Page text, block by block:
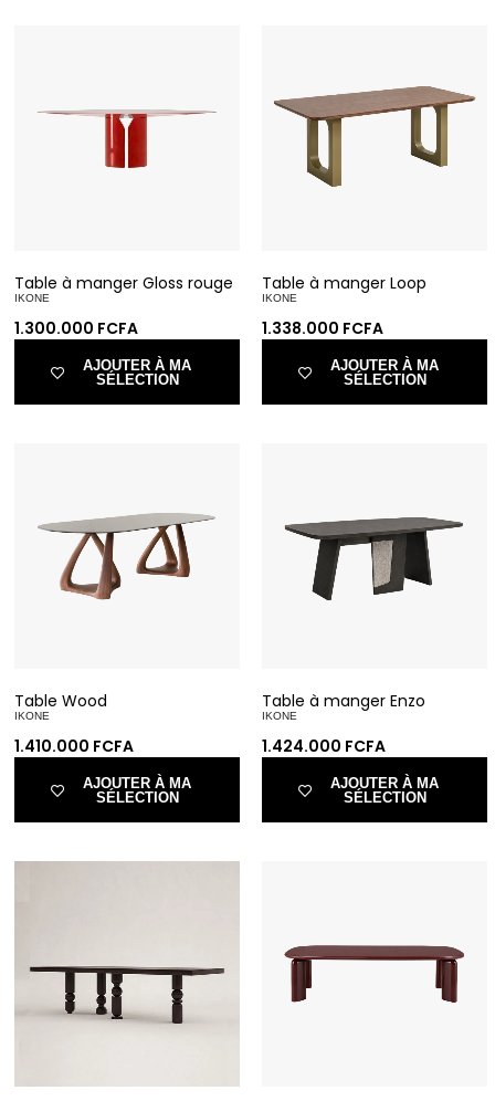
Table à manger Gloss rouge
IKONE
1.300.000 FCFA
AJOUTER À MA
SÉLECTION
Table à manger Loop
IKONE
1.338.000 FCFA
AJOUTER À MA
SÉLECTION
Table Wood
IKONE
1.410.000 FCFA
AJOUTER À MA
SÉLECTION
Table à manger Enzo
IKONE
1.424.000 FCFA
AJOUTER À MA
SÉLECTION